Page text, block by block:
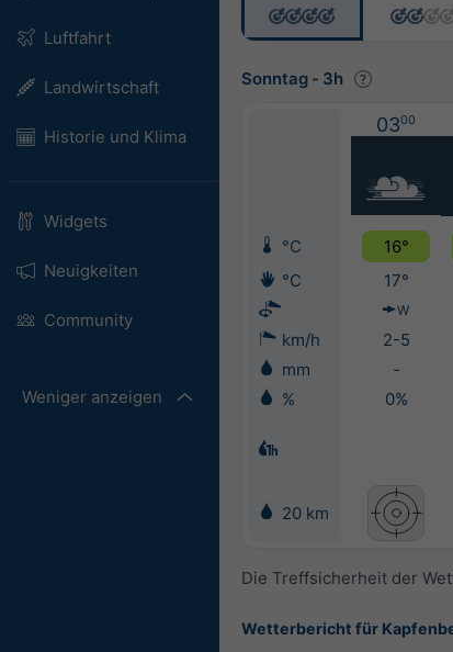
Luftfahrt
Landwirtschaft
Historie und Klima
Widgets
Neuigkeiten
Community
Weniger anzeigen
Sonntag - 3h
0300
°C 16°
°C
17°
W
km/h 2-5
mm
-
%
0%
20 km
Die Treffsicherheit der
Wetterbericht für